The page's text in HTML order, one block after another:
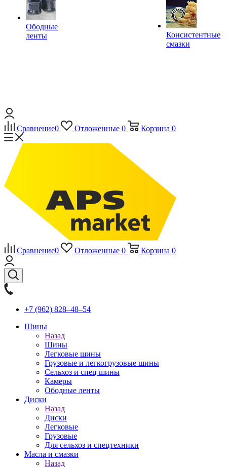
Ободные
ленты
Консистентные
смазки
Сравнение0 Отложенные 0 Корзина 0
Сравнение0 Отложенные 0 Корзина 0
+7 (962) 828‒48‒54
Шины
Назад
Шины
Легковые шины
Грузовые и легкогрузовые шины
Сельхоз и спец шины
Камеры
Ободные ленты
Диски
Назад
Диски
Легковые
Грузовые
Для сельхоз и спецтехники
Масла и смазки
Назад